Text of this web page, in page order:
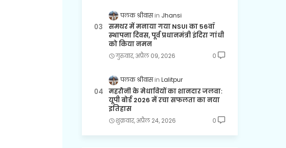
पलक श्रीवास Jhansi
समथर में मनाया गया NSUI का 56वाँ
स्थापना दिवस, पूर्व प्रधानमंत्री इंदिरा गांधी
को किया नमन
गुरुवार, अप्रैल 09, 2026 0
पलक श्रीवास Lalitpur
महरौनी के मेधावियों का शानदार जलवा:
यूपी बोर्ड 2026 में रचा सफलता का नया
इतिहास
शुक्रवार, अप्रैल 24, 2026 0